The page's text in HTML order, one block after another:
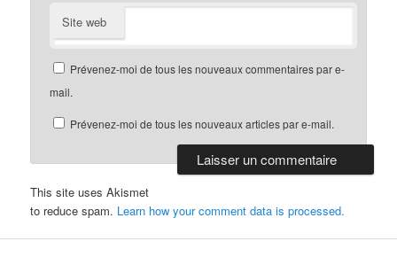
Site web
Prévenez-moi de tous les nouveaux commentaires par e-
mail.
Prévenez-moi de tous les nouveaux articles par e-mail.
This site uses Akismet
to reduce spam. Learn how your comment data is processed.